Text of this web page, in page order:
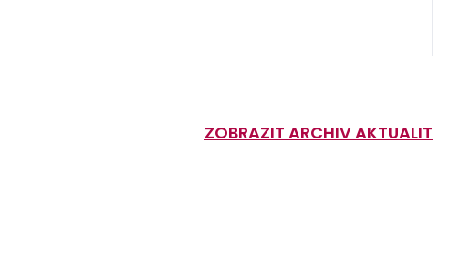
ZOBRAZIT ARCHIV AKTUALIT